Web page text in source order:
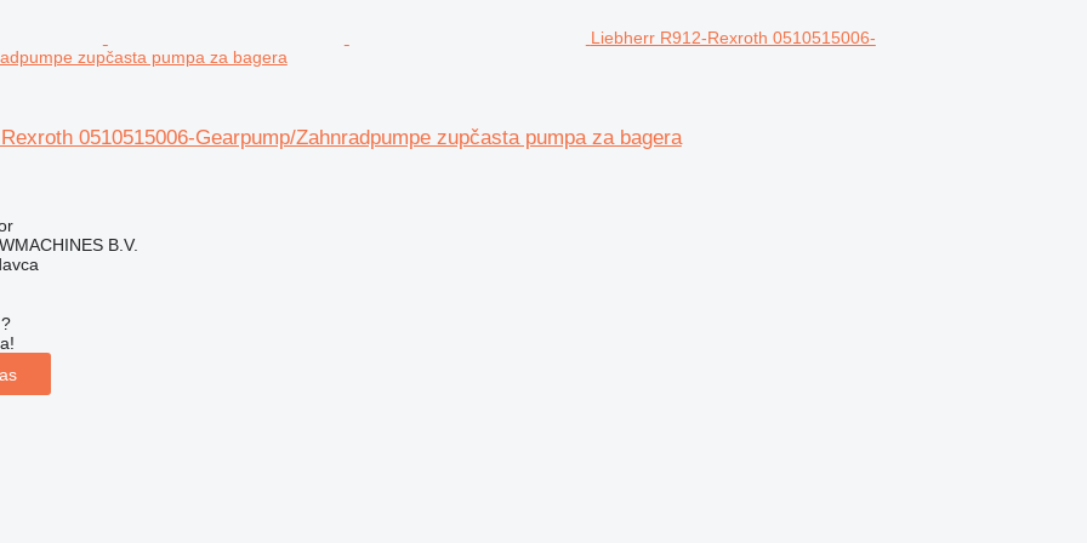
Liebherr R912-Rexroth 0510515006-
zupčasta pumpa za bagera
0510515006-Gearpump/Zahnradpumpe zupčasta pumpa za bagera
B.V.